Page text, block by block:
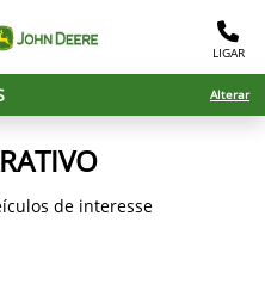
LIGAR
Alterar
de interesse